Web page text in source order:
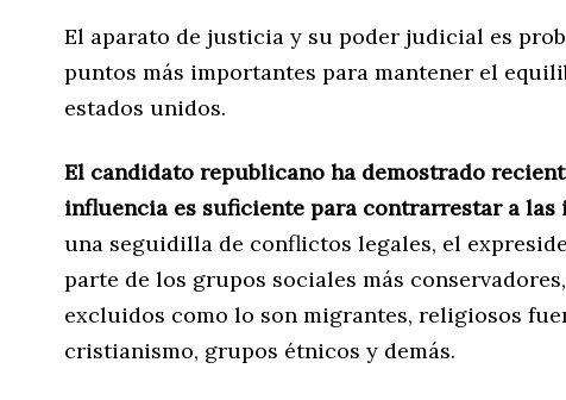
El aparato de justicia y su poder judicial es
puntos más importantes para mantener el
estados unidos.
El candidato republicano ha demostrado
influencia es suficiente para contrarrestar a
una seguidilla de conflictos legales, el
parte de los grupos sociales más
excluidos como lo son migrantes, religiosos
cristianismo, grupos étnicos y demás.